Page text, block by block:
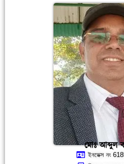
মোঃ আব্দুল
ইনডেক্স নং